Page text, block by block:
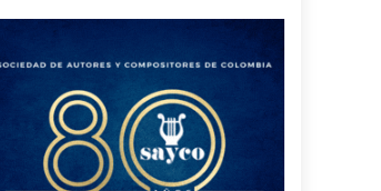
Un juez con funciones de
Acosta Torregrosa, quien
debe afrontar un proceso...
Judicial Read More